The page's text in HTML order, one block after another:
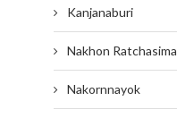
Kanjanaburi
Nakhon Ratchasima
Nakornnayok